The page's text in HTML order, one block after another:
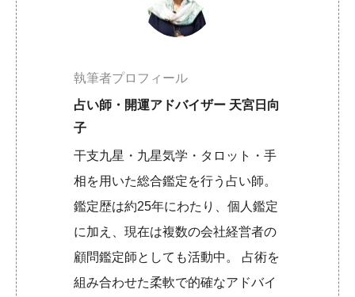
執筆者プロフィール
占い師・開運アドバイザー 天宮日向
子
干支九星・九星気学・タロット・手
相を用いた総合鑑定を行う占い師。
鑑定歴は約25年にわたり、個人鑑定
に加え、現在は複数の会社経営者の
顧問鑑定師としても活動中。 占術を
組み合わせた柔軟で的確なアドバイ